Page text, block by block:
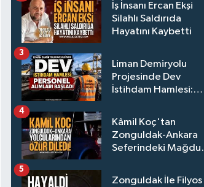
İş İnsanı Ercan Ekşi
Silahlı Saldırıda
Hayatını Kaybetti
Liman Demiryolu
Projesinde Dev
İstihdam Hamlesi:
3
Kâmil Koç'tan
Zonguldak-Ankara
Seferindeki Mağdur
4
Zonguldak İle Filyos
5